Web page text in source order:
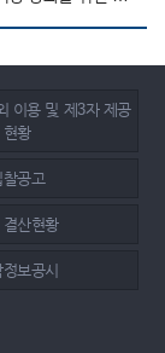
이용 및 제3자 제공
현황
찰공고
결산현황
보공시